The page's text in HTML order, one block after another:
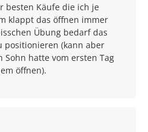
besten Käufe die ich je
klappt das öffnen immer
Übung bedarf das
positionieren (kann aber
hatte vom ersten Tag
öffnen).